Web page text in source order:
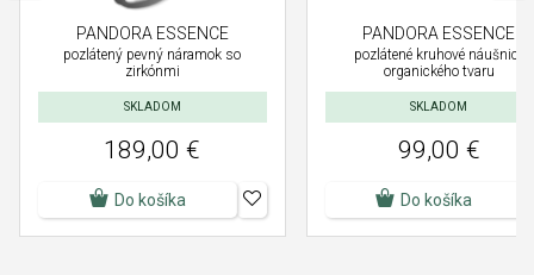
PANDORA ESSENCE
pozlátený pevný náramok so
zirkónmi
SKLADOM
189,00 €
Do košíka
PANDORA ESSENCE
pozlátené kruhové náušnice
organického tvaru
SKLADOM
99,00 €
Do košíka